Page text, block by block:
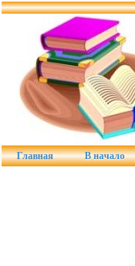
Главная В начало